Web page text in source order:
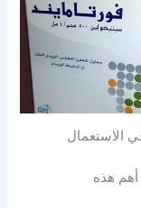
أهم هذه